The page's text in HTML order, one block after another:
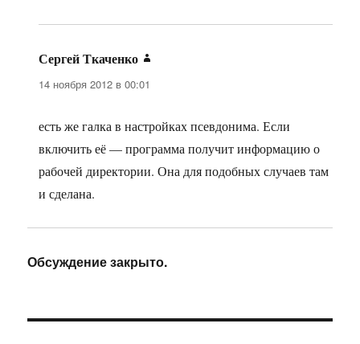
Сергей Ткаченко
14 ноября 2012 в 00:01
есть же галка в настройках псевдонима. Если
включить её — программа получит информацию о
рабочей директории. Она для подобных случаев там
и сделана.
Обсуждение закрыто.